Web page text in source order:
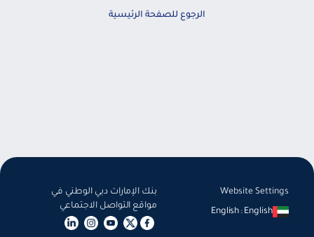
الرجوع للصفحة الرئيسية
Website Settings
English
:
English
بنك الإمارات دبي الوطني في
مواقع التواصل الاجتماعي